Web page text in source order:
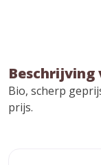
Beschrijving
Bio, scherp
prijs.